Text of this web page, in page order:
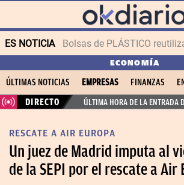
ES NOTICIA Bolsas de PLÁSTICO
ECONOMÍA
ÚLTIMAS NOTICIAS EMPRESAS FINANZAS
DIRECTO
ÚLTIMA HORA DE LA ENTRADA
RESCATE A AIR EUROPA
Un juez de Madrid imputa al
de la SEPI por el rescate a Air